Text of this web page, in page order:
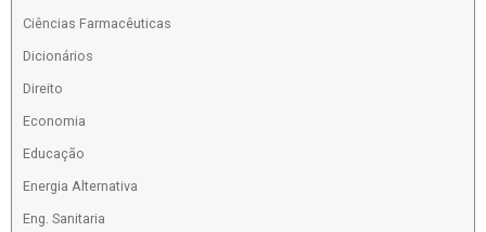
Ciências Farmacêuticas
Dicionários
Direito
Economia
Educação
Energia Alternativa
Eng. Sanitaria